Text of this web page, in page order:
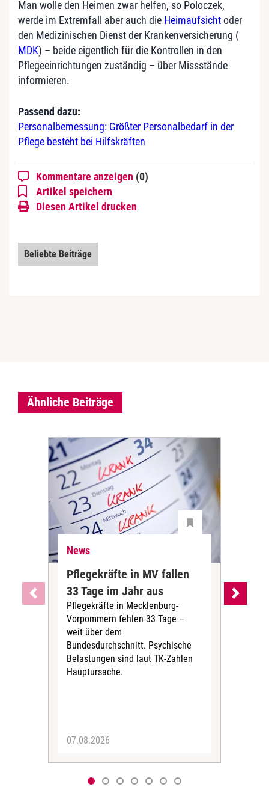
Man wolle den Heimen zwar helfen, so Poloczek,
werde im Extremfall aber auch die Heimaufsichtoder
den Medizinischen Dienst der Krankenversicherung (
MDK) – beide eigentlich für die Kontrollen in den
Pflegeeinrichtungen zuständig – über Missstände
informieren.
Passend dazu:
Personalbemessung: Größter Personalbedarf in der
Pflege besteht bei Hilfskräften
Kommentare anzeigen (0)
Artikel speichern
Diesen Artikel drucken
Beliebte Beiträge
Ähnliche Beiträge
News
Pflegekräfte in MV fallen
33 Tage im Jahr aus
Pflegekräfte in Mecklenburg-
Vorpommern fehlen 33 Tage –
weit über dem
Bundesdurchschnitt. Psychische
Belastungen sind laut TK-Zahlen
Hauptursache.
07.08.2026